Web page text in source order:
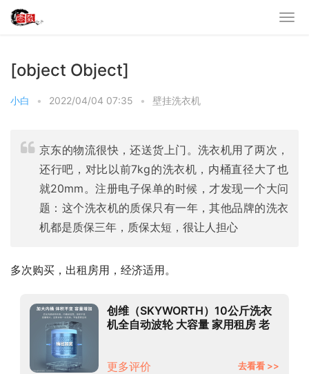
[object Object]
小白 • 2022/04/04 07:35 • 壁挂洗衣机
京东的物流很快，还送货上门。洗衣机用了两次，
还行吧，对比以前7kg的洗衣机，内桶直径大了也
就20mm。注册电子保单的时候，才发现一个大问
题：这个洗衣机的质保只有一年，其他品牌的洗衣
机都是质保三年，质保太短，很让人担心
多次购买，出租房用，经济适用。
创维（SKYWORTH）10公斤洗衣
机全自动波轮 大容量 家用租房 老
更多评价 去看看 >>